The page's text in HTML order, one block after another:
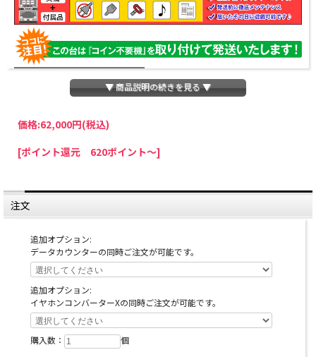
パチスロわっしょいでは、全ての台に「コイン不要機」を無料で取り付けて発送さ
せていただいております。コイン不要機をご利用になられますと、コインが必要な
ていただきましたら、ご注文価格より2000円引きいたします。
※在庫切れの台でも入荷している場合がありますので、電話かメールにてお問い合
わせ下さい。
▼ 商品説明の続きを見る ▼
価格:62,000円(税込)
[ポイント還元 620ポイント～]
注文
追加オプション:
データカウンターの同時ご注文が可能です。
追加オプション:
イヤホンコンバーターXの同時ご注文が可能です。
購入数： 個